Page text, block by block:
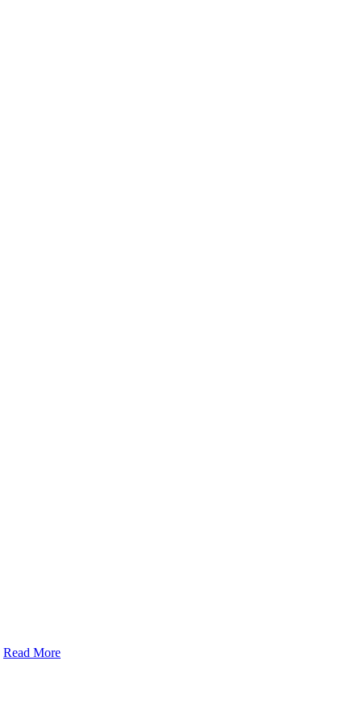
Read More